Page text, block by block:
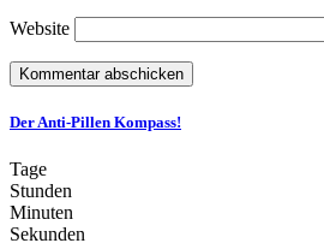
Website
Der Anti-Pillen Kompass!
Tage
Stunden
Minuten
Sekunden